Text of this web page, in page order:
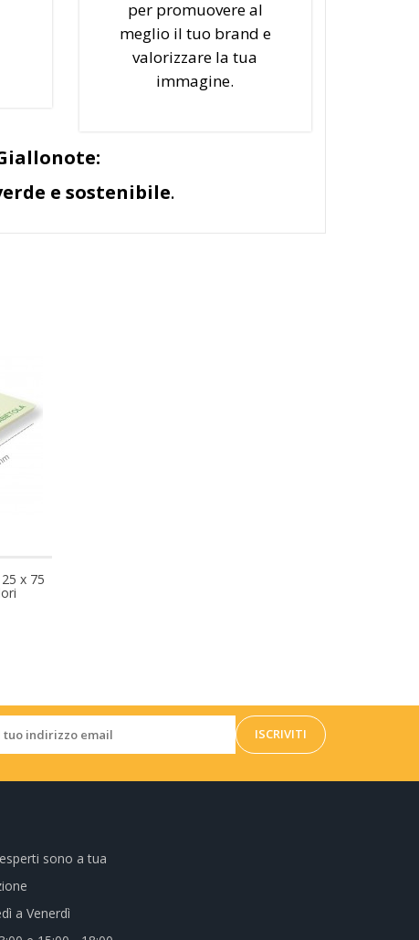
per promuovere al
meglio il tuo brand e
valorizzare la tua
immagine.
e sostenibile.
x 75
sono a tua
a Venerdì